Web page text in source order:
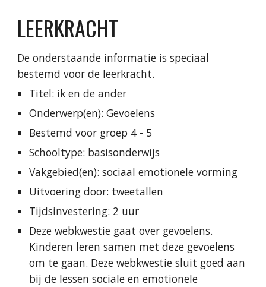
LEERKRACHT
De onderstaande informatie is speciaal
bestemd voor de leerkracht.
Titel: ik en de ander
Onderwerp(en): Gevoelens
Bestemd voor groep 4 - 5
Schooltype: basisonderwijs
Vakgebied(en): sociaal emotionele vorming
Uitvoering door: tweetallen
Tijdsinvestering: 2 uur
Deze webkwestie gaat over gevoelens.
Kinderen leren samen met deze gevoelens
om te gaan. Deze webkwestie sluit goed aan
bij de lessen sociale en emotionele